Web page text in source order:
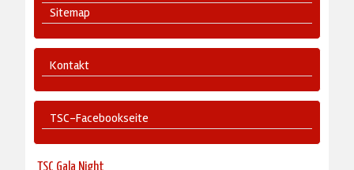
Sitemap
Kontakt
TSC-Facebookseite
TSC Gala Night